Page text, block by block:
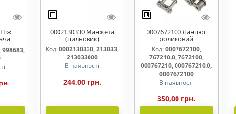
998683,
0002130330 Манжета
(пильовик)
Код:0002130330, 213033,
213033000
В наявності
244,00 грн.
0007672100 Ланцюг
роликовий
Код:0007672100,
767210.0, 7672100,
000767210, 000767210.0,
0007672100
В наявності
350,00 грн.